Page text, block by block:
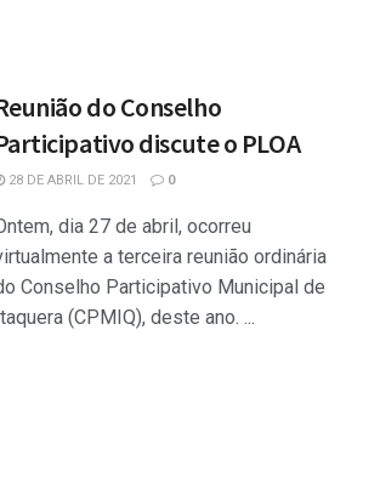
do Conselho
discute o PLOA
28 DE ABRIL DE 2021 0
dia 27 de abril, ocorreu
a terceira reunião ordinária
Conselho Participativo Municipal de
(CPMIQ), deste ano. ...